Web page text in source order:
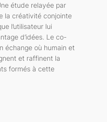
étude relayée par
la créativité conjointe
l’utilisateur lui
d’idées. Le co-
échange où humain et
et raffinent la
formés à cette